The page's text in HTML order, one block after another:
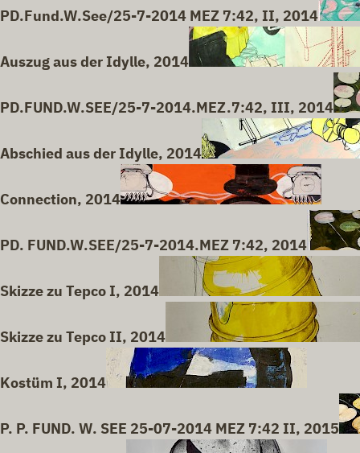
PD.Fund.W.See/25-7-2014 MEZ 7:42, II, 2014
Auszug aus der Idylle, 2014
PD.FUND.W.SEE/25-7-2014.MEZ.7:42, III, 2014
Abschied aus der Idylle, 2014
Connection, 2014
PD. FUND.W.SEE/25-7-2014.MEZ 7:42, 2014
Skizze zu Tepco I, 2014
Skizze zu Tepco II, 2014
Kostüm I, 2014
P. P. FUND. W. SEE 25-07-2014 MEZ 7:42 II, 2015